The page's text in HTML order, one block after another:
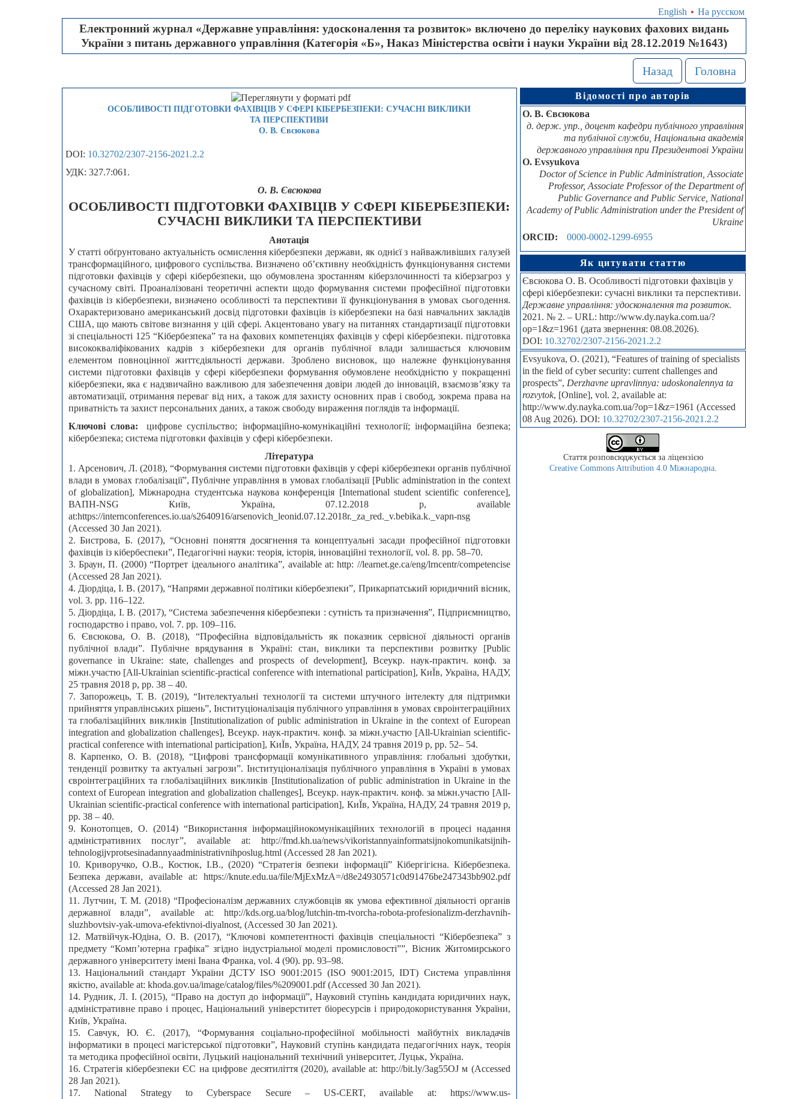
English • На русском
Електронний журнал «Державне управління: удосконалення та розвиток» включено до переліку наукових фахових видань
України з питань державного управління (Категорія «Б», Наказ Міністерства освіти і науки України від 28.12.2019 №1643)
Назад Головна
ОСОБЛИВОСТІ ПІДГОТОВКИ ФАХІВЦІВ У СФЕРІ КІБЕРБЕЗПЕКИ: СУЧАСНІ ВИКЛИКИ
ТА ПЕРСПЕКТИВИ
О. В. Євсюкова
DOI: 10.32702/2307-2156-2021.2.2
УДК: 327.7:061.
О. В. Євсюкова
ОСОБЛИВОСТІ ПІДГОТОВКИ ФАХІВЦІВ У СФЕРІ КІБЕРБЕЗПЕКИ:
СУЧАСНІ ВИКЛИКИ ТА ПЕРСПЕКТИВИ
Анотація
У статті обґрунтовано актуальність осмислення кібербезпеки держави, як однієї з найважливіших галузей
трансформаційного, цифрового суспільства. Визначено об’єктивну необхідність функціонування системи
підготовки фахівців у сфері кібербезпеки, що обумовлена зростанням кіберзлочинності та кіберзагроз у
сучасному світі. Проаналізовані теоретичні аспекти щодо формування системи професійної підготовки
фахівців із кібербезпеки, визначено особливості та перспективи її функціонування в умовах сьогодення.
Охарактеризовано американський досвід підготовки фахівців із кібербезпеки на базі навчальних закладів
США, що мають світове визнання у цій сфері. Акцентовано увагу на питаннях стандартизації підготовки
зі спеціальності 125 “Кібербезпека” та на фахових компетенціях фахівців у сфері кібербезпеки. підготовка
висококваліфікованих кадрів з кібербезпеки для органів публічної влади залишається ключовим
елементом повноцінної життєдіяльності держави. Зроблено висновок, що належне функціонування
системи підготовки фахівців у сфері кібербезпеки формування обумовлене необхідністю у покращенні
кібербезпеки, яка є надзвичайно важливою для забезпечення довіри людей до інновацій, взаємозв’язку та
автоматизації, отримання переваг від них, а також для захисту основних прав і свобод, зокрема права на
приватність та захист персональних даних, а також свободу вираження поглядів та інформації.
Ключові слова:
цифрове суспільство; інформаційно-комунікаційні технології; інформаційна безпека;
кібербезпека; система підготовки фахівців у сфері кібербезпеки.
Література
1. Арсенович, Л. (2018), “Формування системи підготовки фахівців у сфері кібербезпеки органів публічної
влади в умовах глобалізації”, Публічне управління в умовах глобалізації [Public administration in the context
of globalization], Mіжнародна студентська наукова конференція [International student scientific conference],
ВАПН-NSG Київ, Україна, 07.12.2018 р, available
at:https://internconferences.io.ua/s2640916/arsenovich_leonid.07.12.2018r._za_red._v.bebika.k._vapn-nsg
(Accessed 30 Jan 2021).
2. Бистрова, Б. (2017), “Основні поняття досягнення та концептуальні засади професійної підготовки
фахівців із кібербеспеки”, Педагогічні науки: теорія, історія, інноваційні технології, vol. 8. pp. 58–70.
3. Браун, П. (2000) “Портрет ідеального аналітика”, available at: http: //learnet.ge.ca/eng/lrncentr/competencise
(Accessed 28 Jan 2021).
4. Діордіца, І. В. (2017), “Напрями державної політики кібербезпеки”, Прикарпатський юридичний вісник,
vol. 3. pp. 116–122.
5. Діордіца, І. В. (2017), “Система забезпечення кібербезпеки : сутність та призначення”, Підприємництво,
господарство і право, vol. 7. pp. 109–116.
6. Євсюкова, О. В. (2018), “Професійна відповідальність як показник сервісної діяльності органів
публічної влади”. Публічне врядування в Україні: стан, виклики та перспективи розвитку [Public
governance in Ukraine: state, challenges and prospects of development], Всеукр. наук-практич. конф. за
міжн.участю [All-Ukrainian scientific-practical conference with international participation], КиЇв, Україна, НАДУ,
25 травня 2018 р, pp. 38 – 40.
7. Запорожець, Т. В. (2019), “Інтелектуальні технології та системи штучного інтелекту для підтримки
прийняття управлінських рішень”, Інституціоналізація публічного управління в умовах євроінтеграційних
та глобалізаційних викликів [Institutionalization of public administration in Ukraine in the context of European
integration and globalization challenges], Всеукр. наук-практич. конф. за міжн.участю [All-Ukrainian scientific-
practical conference with international participation], КиЇв, Україна, НАДУ, 24 травня 2019 р, pp. 52– 54.
8. Карпенко, О. В. (2018), “Цифрові трансформації комунікативного управління: глобальні здобутки,
тенденції розвитку та актуальні загрози”. Інституціоналізація публічного управління в Україні в умовах
євроінтеграційних та глобалізаційних викликів [Institutionalization of public administration in Ukraine in the
context of European integration and globalization challenges], Всеукр. наук-практич. конф. за міжн.участю [All-
Ukrainian scientific-practical conference with international participation], КиЇв, Україна, НАДУ, 24 травня 2019 р,
pp. 38 – 40.
9. Конотопцев, О. (2014) “Використання інформаційно­комунікаційних технологій в процесі надання
адміністративних послуг”, available at: http://fmd.kh.ua/news/vikoristannya­informatsijnokomunikatsijnih­
tehnologij­v­protsesi­nadannya­administrativnih­poslug.html (Accessed 28 Jan 2021).
10. Криворучко, О.В., Костюк, І.В., (2020) “Стратегія безпеки інформації” Кібергігієна. Кібербезпека.
Безпека держави, available at: https://knute.edu.ua/file/MjExMzA=/d8e24930571c0d91476be247343bb902.pdf
(Accessed 28 Jan 2021).
11. Лутчин, Т. М. (2018) “Професіоналізм державних службовців як умова ефективної діяльності органів
державної влади”, available at: http://kds.org.ua/blog/lutchin-tm-tvorcha-robota-profesionalizm-derzhavnih-
sluzhbovtsiv-yak-umova-efektivnoi-diyalnost, (Accessed 30 Jan 2021).
12. Матвійчук-Юдіна, О. В. (2017), “Ключові компетентності фахівців спеціальності “Кібербезпека” з
предмету “Комп’ютерна графіка” згідно індустріальної моделі промисловості””, Вісник Житомирського
державного університету імені Івана Франка, vol. 4 (90). pp. 93–98.
13. Національний стандарт України ДСТУ ISO 9001:2015 (ISO 9001:2015, IDT) Система управління
якістю, available at: khoda.gov.ua/image/catalog/files/%209001.pdf (Accessed 30 Jan 2021).
14. Рудник, Л. І. (2015), “Право на доступ до інформації”, Науковий ступінь кандидата юридичних наук,
адміністративне право і процес, Національний універститет біоресурсів і природокористування України,
Київ, Україна.
15. Савчук, Ю. Є. (2017), “Формування соціально-професійної мобільності майбутніх викладачів
інформатики в процесі магістерської підготовки”, Науковий ступінь кандидата педагогічних наук, теорія
та методика професійної освіти, Луцький національний технічний університет, Луцьк, Україна.
16. Стратегія кібербезпеки ЄС на цифрове десятиліття (2020), available at: http://bit.ly/3ag55OJ м (Accessed
28 Jan 2021).
17. National Strategy to Cyberspace Secure – US-CERT, available at: https://www.us-
Відомості про авторів
О. В. Євсюкова
д. держ. упр., доцент кафедри публічного управління
та публічної служби, Національна академія
державного управління при Президентові України
О. Evsyukova
Doctor of Science in Public Administration, Associate
Professor, Associate Professor of the Department of
Public Governance and Public Service, National
Academy of Public Administration under the President of
Ukraine
ORCID:
0000-0002-1299-6955
Як цитувати статтю
Євсюкова О. В. Особливості підготовки фахівців у
сфері кібербезпеки: сучасні виклики та перспективи.
Державне управління: удосконалення та розвиток.
2021. № 2. – URL: http://www.dy.nayka.com.ua/?
op=1&z=1961 (дата звернення: 08.08.2026).
DOI: 10.32702/2307-2156-2021.2.2
Evsyukova, О. (2021), “Features of training of specialists
in the field of cyber security: current challenges and
prospects”, Derzhavne upravlinnya: udoskonalennya ta
rozvytok, [Online], vol. 2, available at:
http://www.dy.nayka.com.ua/?op=1&z=1961 (Accessed
08 Aug 2026). DOI: 10.32702/2307-2156-2021.2.2
Стаття розповсюджується за ліцензією
Creative Commons Attribution 4.0 Міжнародна.